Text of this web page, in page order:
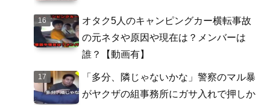
オタク5人のキャンピングカー横転事故
の元ネタや原因や現在は？メンバーは
誰？【動画有】
「多分、隣じゃないかな」警察のマル暴
がヤクザの組事務所にガサ入れで押しか